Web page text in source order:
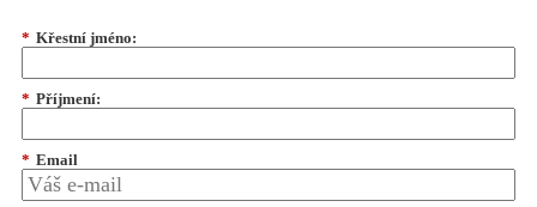
* Křestní jméno:
* Příjmení:
* Email